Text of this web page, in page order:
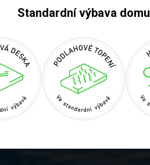
Standardní výbava domu